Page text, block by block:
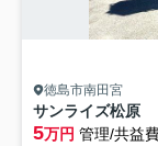
徳島市南田宮
サンライズ松原
5万円 管理/共益